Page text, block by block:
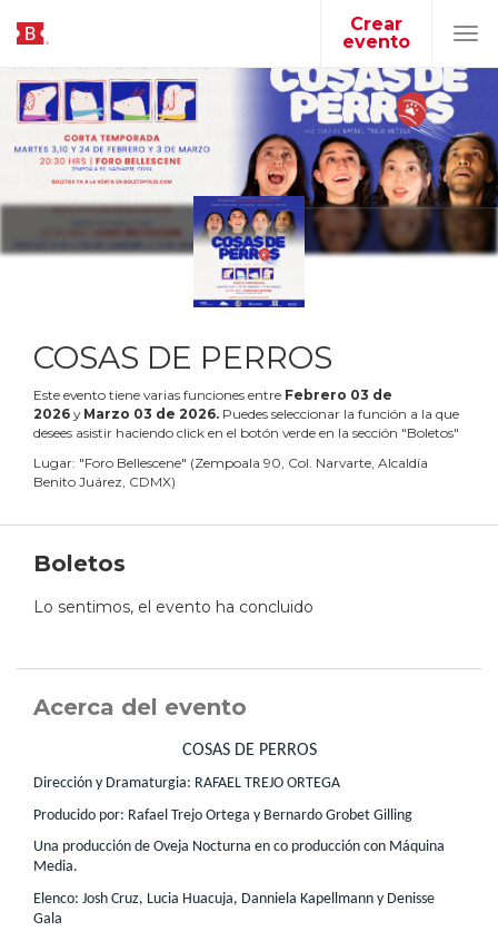
Crear
evento
COSAS DE PERROS
Este evento tiene varias funciones entre Febrero 03 de
2026 y Marzo 03 de 2026. Puedes seleccionar la función a la que
desees asistir haciendo click en el botón verde en la sección "Boletos"
Lugar: "Foro Bellescene" (Zempoala 90, Col. Narvarte, Alcaldía
Benito Juárez, CDMX)
Boletos
Lo sentimos, el evento ha concluido
Acerca del evento
COSAS DE PERROS
Dirección y Dramaturgia: RAFAEL TREJO ORTEGA
Producido por: Rafael Trejo Ortega y Bernardo Grobet Gilling
Una producción de Oveja Nocturna en co producción con Máquina
Media.
Elenco: Josh Cruz, Lucia Huacuja, Danniela Kapellmann y Denisse
Gala